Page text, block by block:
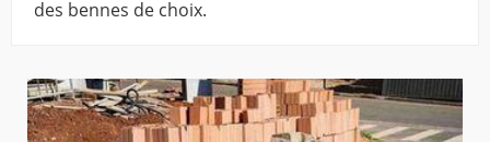
des bennes de choix.